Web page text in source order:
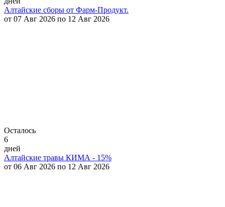
Алтайские сборы от Фарм-Продукт.
от 07 Авг 2026 по 12 Авг 2026
Осталось
6
дней
Алтайские травы КИМА - 15%
от 06 Авг 2026 по 12 Авг 2026